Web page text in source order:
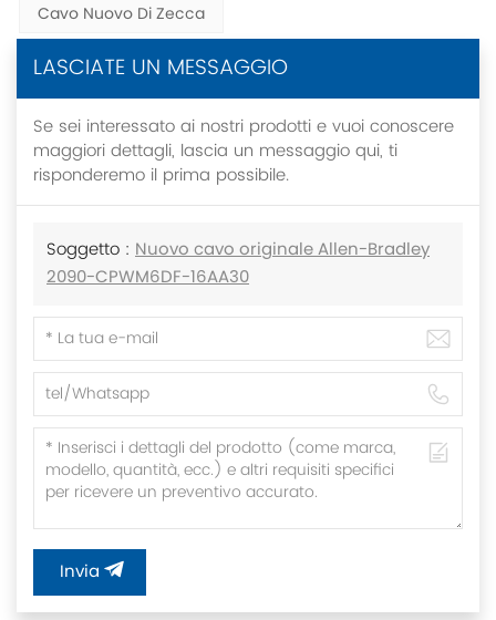
Cavo Nuovo Di Zecca
LASCIATE UN MESSAGGIO
Se sei interessato ai nostri prodotti e vuoi conoscere
maggiori dettagli, lascia un messaggio qui, ti
risponderemo il prima possibile.
Soggetto : Nuovo cavo originale Allen-Bradley
2090-CPWM6DF-16AA30
Invia